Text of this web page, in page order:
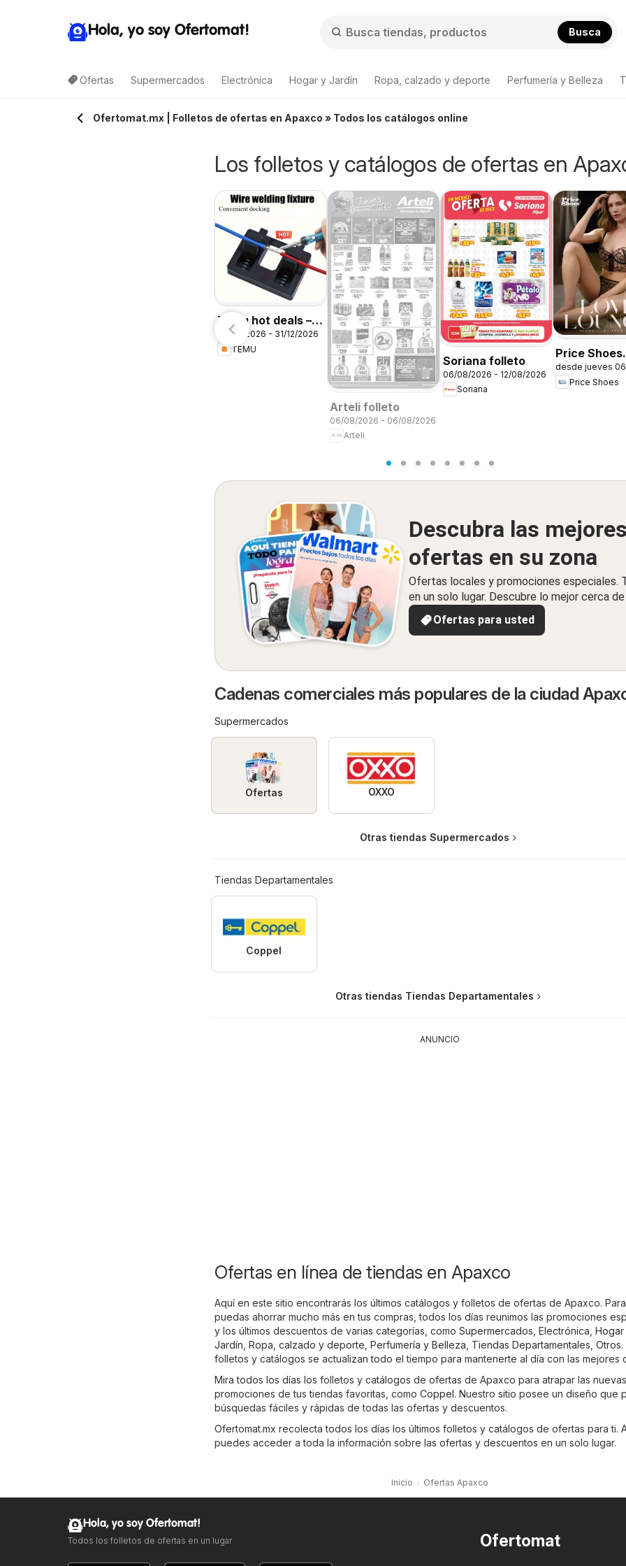
Hola, yo soy Ofertomat! Busca
Ofertas Supermercados Electrónica Hogar y Jardín Ropa, calzado y deporte Perfumería y Belleza
Ofertomat.mx | Folletos de ofertas en Apaxco » Todos los catálogos online
Los folletos y catálogos de ofertas en
Temu hot deals –
Mexico
06/08/2026 - 31/12/2026
TEMU
Arteli folleto
06/08/2026 - 06/08/2026
Arteli
Soriana folleto
06/08/2026 - 12/08/2026
Soriana
Price Shoes
catálogo
Lounge
desde jueves
Price Shoes
Descubra las
ofertas en su zona
Ofertas locales y promociones especiales.
en un solo lugar. Descubre lo mejor cerca
Ofertas para usted
Cadenas comerciales más populares de la ciudad
Supermercados
Ofertas OXXO
Otras tiendas Supermercados
Tiendas Departamentales
Coppel
Otras tiendas Tiendas Departamentales
ANUNCIO
Ofertas en línea de tiendas en Apaxco
Aquí en este sitio encontrarás los últimos catálogos y folletos de ofertas de Apaxco.
puedas ahorrar mucho más en tus compras, todos los días reunimos las promociones
y los últimos descuentos de varias categorías, como Supermercados Electrónica Hogar
Jardín Ropa, calzado y deporte Perfumería y Belleza Tiendas Departamentales Otros
folletos y catálogos se actualizan todo el tiempo para mantenerte al día con las mejores
Mira todos los días los folletos y catálogos de ofertas de Apaxco para atrapar las nuevas
promociones de tus tiendas favoritas, como Coppel. Nuestro sitio posee un diseño que
búsquedas fáciles y rápidas de todas las ofertas y descuentos.
Ofertomat.mx recolecta todos los días los últimos folletos y catálogos de ofertas para ti.
puedes acceder a toda la información sobre las ofertas y descuentos en un solo lugar.
Inicio Ofertas Apaxco
Ofertomat
Hola, yo soy Ofertomat!
Todos los folletos de ofertas en un lugar